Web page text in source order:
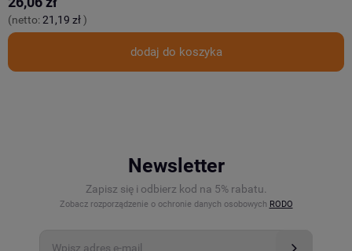
(netto:21,19 zł)
dodaj do koszyka
Newsletter
Zapisz się i odbierz kod na 5% rabatu.
Zobacz rozporządzenie o ochronie danych osobowych RODO